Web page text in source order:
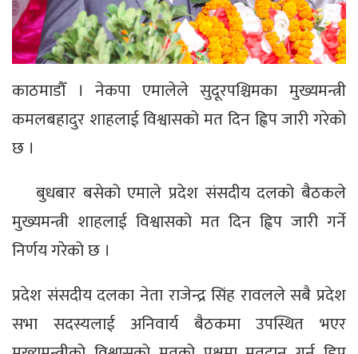
काठमाडौँ । नेकपा एमालेले सुदूरपश्चिमका मुख्यमन्त्री
कमलबहादुर शाहलाई विश्वासको मत दिन ह्विप जारी गरेको
छ ।
बुधबार बसेको एमाले प्रदेश संसदीय दलको बैठकले
मुख्यमन्त्री शाहलाई विश्वासको मत दिन ह्विप जारी गर्ने
निर्णय गरेको छ ।
प्रदेश संसदीय दलका नेता राजेन्द्र सिंह रावलले सबै प्रदेश
सभा सदस्यलाई अनिवार्य बैठकमा उपस्थित भएर